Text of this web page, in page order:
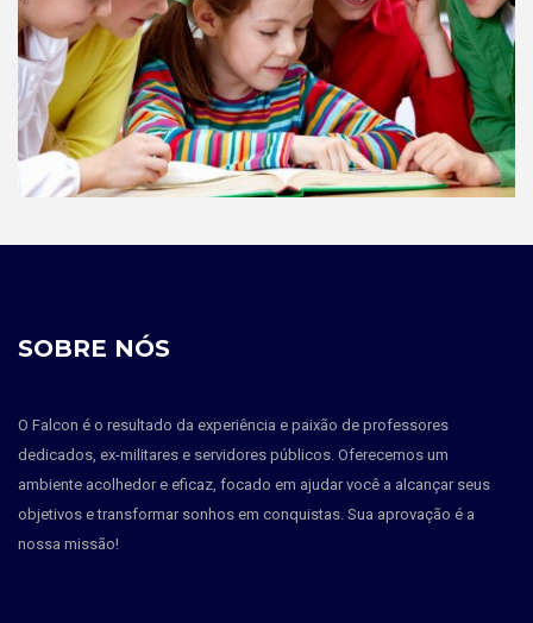
SOBRE NÓS
O Falcon é o resultado da experiência e paixão de professores
dedicados, ex-militares e servidores públicos. Oferecemos um
ambiente acolhedor e eficaz, focado em ajudar você a alcançar seus
objetivos e transformar sonhos em conquistas. Sua aprovação é a
nossa missão!